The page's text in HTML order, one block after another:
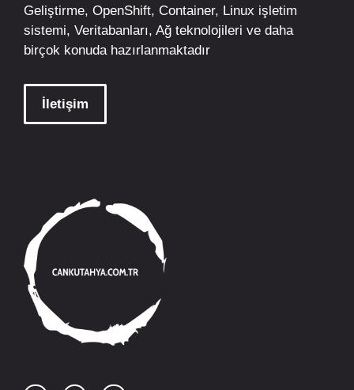
Geliştirme, OpenShift, Container, Linux işletim
sistemi, Veritabanları, Ağ teknolojileri ve daha
birçok konuda hazırlanmaktadır
İletişim